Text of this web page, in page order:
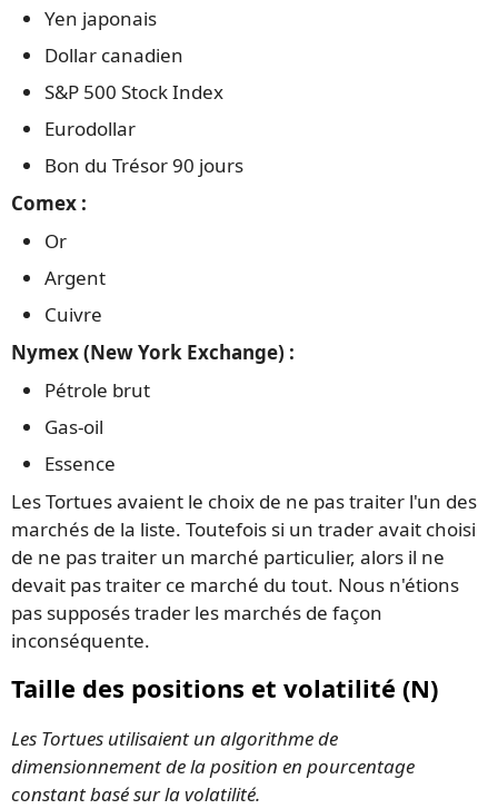
Yen japonais
Dollar canadien
S&P 500 Stock Index
Eurodollar
Bon du Trésor 90 jours
Comex :
Or
Argent
Cuivre
Nymex (New York Exchange) :
Pétrole brut
Gas-oil
Essence
Les Tortues avaient le choix de ne pas traiter l'un des
marchés de la liste. Toutefois si un trader avait choisi
de ne pas traiter un marché particulier, alors il ne
devait pas traiter ce marché du tout. Nous n'étions
pas supposés trader les marchés de façon
inconséquente.
Taille des positions et volatilité (N)
Les Tortues utilisaient un algorithme de
dimensionnement de la position en pourcentage
constant basé sur la volatilité.